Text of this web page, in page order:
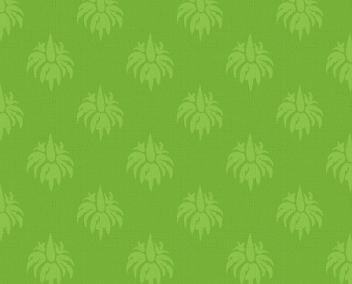
étvágyat hozzá!
hűtőhideg)tészta étel lesz,
megfőtt, és leszűrt tésztát
összekeverjük a
zöld
zöldségek ésfűszer
ek ne
tápanyagot a hő hatására.